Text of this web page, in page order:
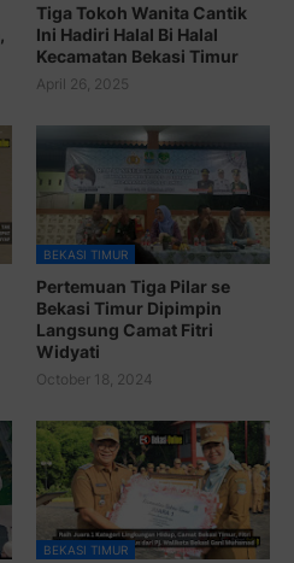
Tiga Tokoh Wanita Cantik
Ini Hadiri Halal Bi Halal
Kecamatan Bekasi Timur
April 26, 2025
BEKASI TIMUR
Pertemuan Tiga Pilar se
Bekasi Timur Dipimpin
Langsung Camat Fitri
Widyati
October 18, 2024
BEKASI TIMUR